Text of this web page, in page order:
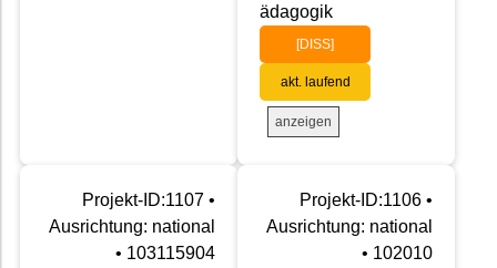
ädagogik
[DISS]
akt. laufend
anzeigen
Projekt-ID:1107 •
Ausrichtung: national
• 103115904
Projekt-ID:1106 •
Ausrichtung: national
• 102010